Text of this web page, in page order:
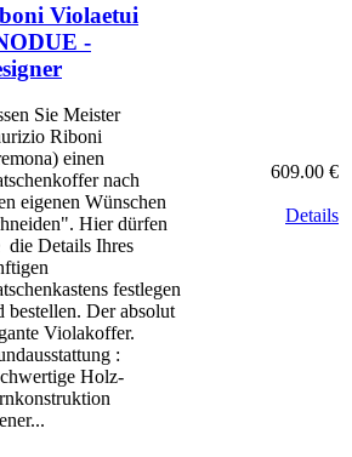
Violaetui
-
Sie Meister
Riboni
einen
nach
eigenen Wünschen
Hier dürfen
die Details Ihres
festlegen
bestellen. Der absolut
Violakoffer.
:
Holz-
609.00 €
Details